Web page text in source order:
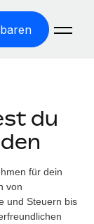
du
für dein
von
und Steuern bis